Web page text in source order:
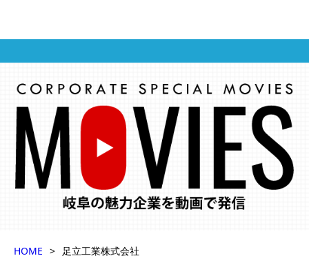
HOME > 足立工業株式会社